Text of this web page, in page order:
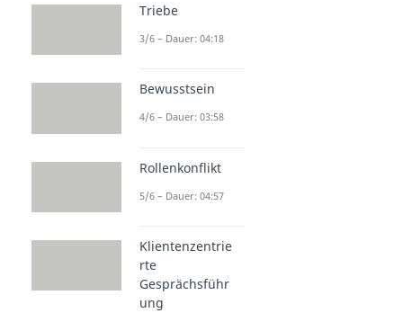
Triebe
3/6 – Dauer: 04:18
Bewusstsein
4/6 – Dauer: 03:58
Rollenkonflikt
5/6 – Dauer: 04:57
Klientenzentrie
rte
Gesprächsführ
ung